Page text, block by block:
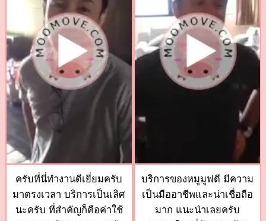
ครับที่นี่ทำงานดีเยี่ยมครับ
มาตรงเวลา บริการเป็นเลิศ
นะครับ ที่สำคัญก็คือค่าใช้
บริการของหมูมูฟดี มีความ
เป็นมืออาชีพและน่าเชื่อถือ
มาก แนะนำเลยครับ